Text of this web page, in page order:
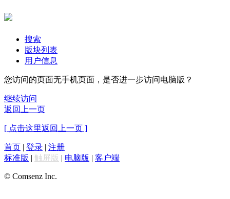
搜索
版块列表
用户信息
您访问的页面无手机页面，是否进一步访问电脑版？
继续访问
返回上一页
[ 点击这里返回上一页 ]
首页 | 登录 | 注册
标准版 | 触屏版 | 电脑版 | 客户端
© Comsenz Inc.